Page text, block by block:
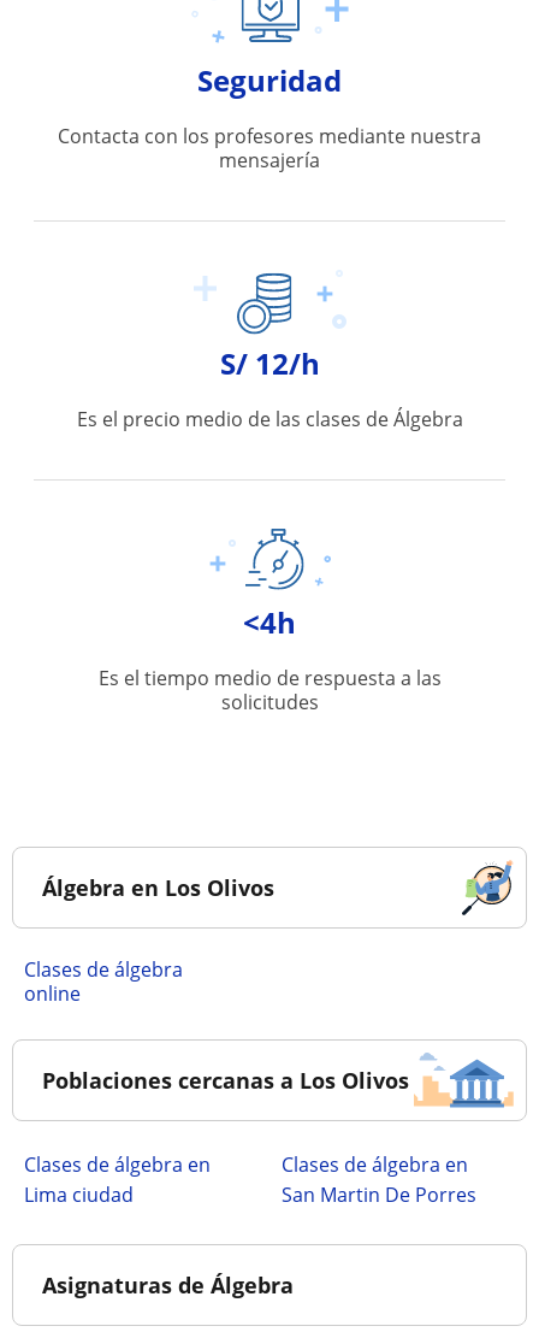
Seguridad
Contacta con los profesores mediante nuestra
mensajería
S/ 12/h
Es el precio medio de las clases de Álgebra
<4h
Es el tiempo medio de respuesta a las
solicitudes
Álgebra en Los Olivos
Clases de álgebra
online
Poblaciones cercanas a Los Olivos
Clases de álgebra en
Lima ciudad
Clases de álgebra en
San Martin De Porres
Asignaturas de Álgebra